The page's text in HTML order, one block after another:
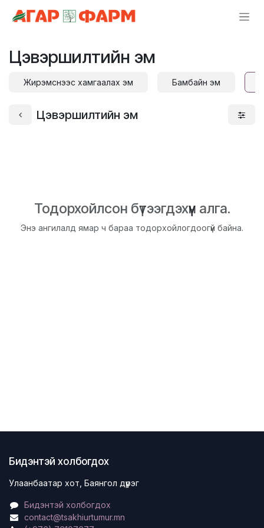
Цэвэршилтийн эм
Жирэмснээс хамгаалах эм Бамбайн эм
Цэвэршилтийн эм
Тодорхойлсон бүтээгдэхүүн алга.
Энэ ангилалд ямар ч бараа тодорхойлогдоогүй байна.
Бидэнтэй холбогдох
Улаанбаатар хот, Баянгол дүүрэг
Бидэнтэй холбогдох
contact@tsakhiurtumur.mn